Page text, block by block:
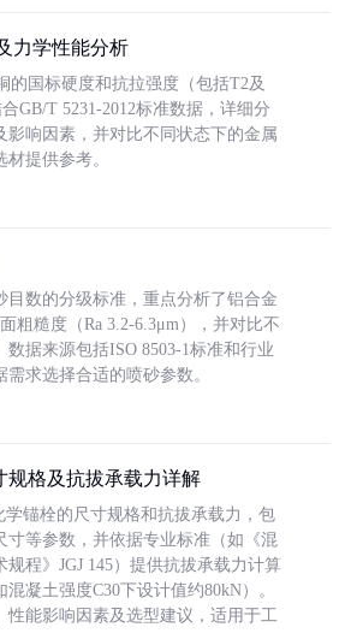
力学性能分析
的国标硬度和抗拉强度（包括T2及
GB/T 5231-2012标准数据，详细分
影响因素，并对比不同状态下的金属
提供参考。
目数的分级标准，重点分析了铝合金
粗糙度（Ra 3.2-6.3μm），并对比不
数据来源包括ISO 8503-1标准和行业
求选择合适的喷砂参数。
规格及抗拔承载力详解
学锚栓的尺寸规格和抗拔承载力，包
寸等参数，并依据专业标准（如《混
程》JGJ 145）提供抗拔承载力计算
凝土强度C30下设计值约80kN）。
性能影响因素及选型建议，适用于工